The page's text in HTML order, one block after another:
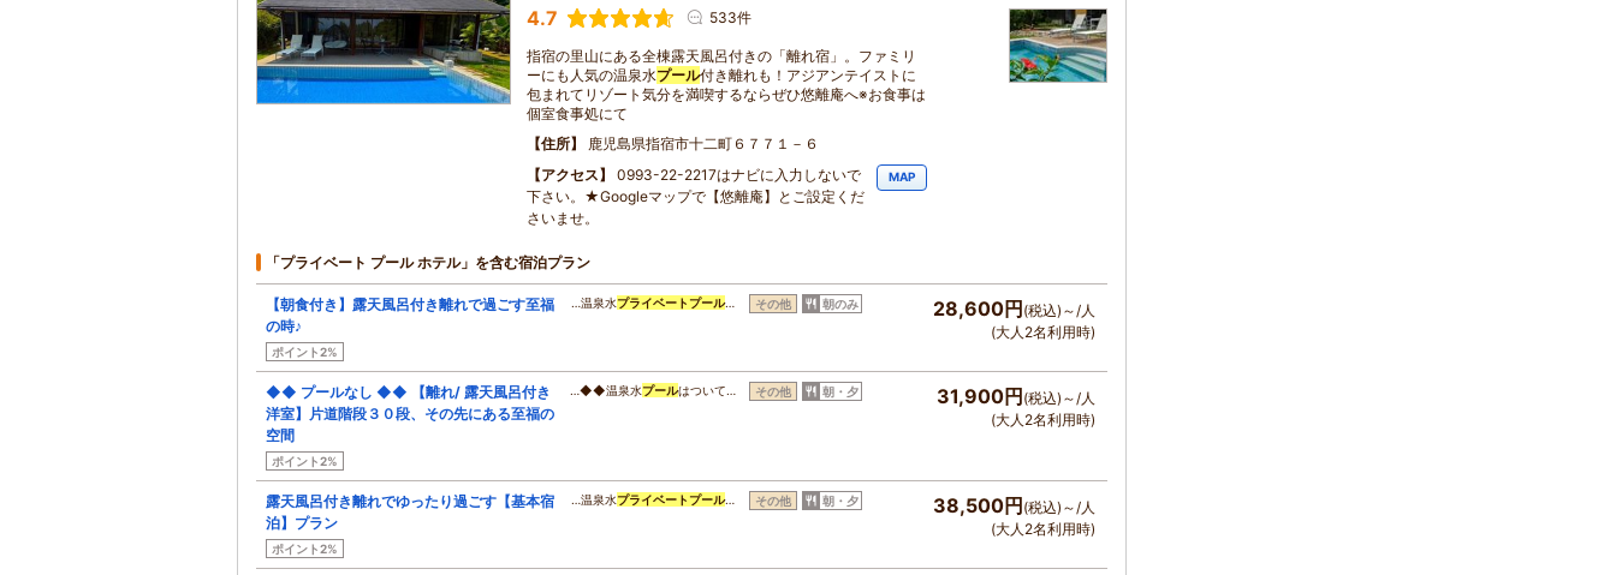
4.7 533件
指宿の里山にある全棟露天風呂付きの「離れ宿」。ファミリ
ーにも人気の温泉水プール付き離れも！アジアンテイストに
包まれてリゾート気分を満喫するならぜひ悠離庵へ※お食事は
個室食事処にて
住所
鹿児島県指宿市十二町６７７１－６
アクセス
0993-22-2217はナビに入力しないで
下さい。★Googleマップで【悠離庵】とご設定くだ
さいませ。
MAP
「プライベート プール ホテル」を含む宿泊プラン
【朝食付き】露天風呂付き離れで過ごす至福
の時♪
ポイント2%
…温泉水プライベート プール… その他 朝のみ 28,600円(税込)～/人
(大人2名利用時)
◆◆ プールなし ◆◆ 【離れ/ 露天風呂付き
洋室】片道階段３０段、その先にある至福の
空間
ポイント2%
…◆◆温泉水プールはついて… その他 朝・夕 31,900円(税込)～/人
(大人2名利用時)
露天風呂付き離れでゆったり過ごす【基本宿
泊】プラン
ポイント2%
…温泉水プライベート プール… その他 朝・夕 38,500円(税込)～/人
(大人2名利用時)